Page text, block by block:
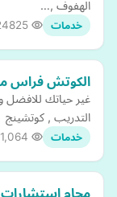
الهفوف ,…
خدمات
الكوتش فراس
غير حياتك للافضل
التدريب , كوتشينج
خدمات
محام استشارات